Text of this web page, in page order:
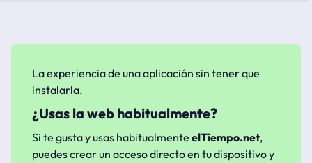
La experiencia de una aplicación sin tener que
instalarla.
¿Usas la web habitualmente?
Si te gusta y usas habitualmente elTiempo.net,
puedes crear un acceso directo en tu dispositivo y